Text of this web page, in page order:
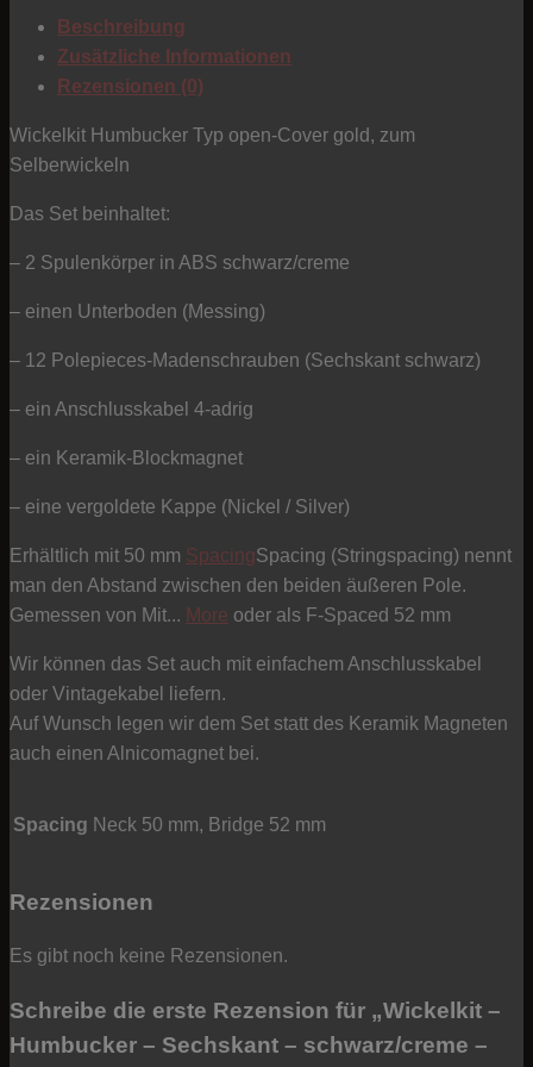
schwarz/creme
Typ
open-
gold
Menge
Beschreibung
Zusätzliche Informationen
Rezensionen (0)
Wickelkit Humbucker Typ open-Cover gold, zum
Selberwickeln
Das Set beinhaltet:
– 2 Spulenkörper in ABS schwarz/creme
– einen Unterboden (Messing)
– 12 Polepieces-Madenschrauben (Sechskant schwarz)
– ein Anschlusskabel 4-adrig
– ein Keramik-Blockmagnet
– eine vergoldete Kappe (Nickel / Silver)
Erhältlich mit 50 mm SpacingSpacing (Stringspacing) nennt
man den Abstand zwischen den beiden äußeren Pole.
Gemessen von Mit... More oder als F-Spaced 52 mm
Wir können das Set auch mit einfachem Anschlusskabel
oder Vintagekabel liefern.
Auf Wunsch legen wir dem Set statt des Keramik Magneten
auch einen Alnicomagnet bei.
Spacing Neck 50 mm, Bridge 52 mm
Rezensionen
Es gibt noch keine Rezensionen.
Schreibe die erste Rezension für „Wickelkit –
Humbucker – Sechskant – schwarz/creme –